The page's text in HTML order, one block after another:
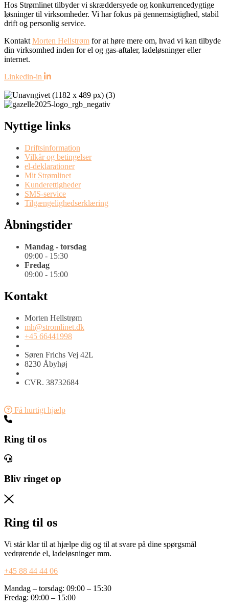
Hos Strømlinet tilbyder vi skræddersyede og konkurrencedygtige
løsninger til virksomheder. Vi har fokus på gennemsigtighed, stabil
drift og personlig service.
KontaktMorten Hellstrøm for at høre mere om, hvad vi kan tilbyde
din virksomhed inden for el og gas-aftaler, ladeløsninger eller
internet.
Linkedin-in
Nyttige links
Driftsinformation
Vilkår og betingelser
el-deklarationer
Mit Strømlinet
Kunderettigheder
SMS-service
Tilgængelighedserklæring
Åbningstider
Mandag - torsdag
09:00 - 15:30
Fredag
09:00 - 15:00
Kontakt
Morten Hellstrøm
mh@stromlinet.dk
+45 66441998
Søren Frichs Vej 42L
8230 Åbyhøj
CVR. 38732684
Få hurtigt hjælp
Ring til os
Bliv ringet op
Ring til os
Vi står klar til at hjælpe dig og til at svare på dine spørgsmål
vedrørende el, ladeløsninger mm.
+45 88 44 44 06
Mandag – torsdag: 09:00 – 15:30
Fredag: 09:00 – 15:00